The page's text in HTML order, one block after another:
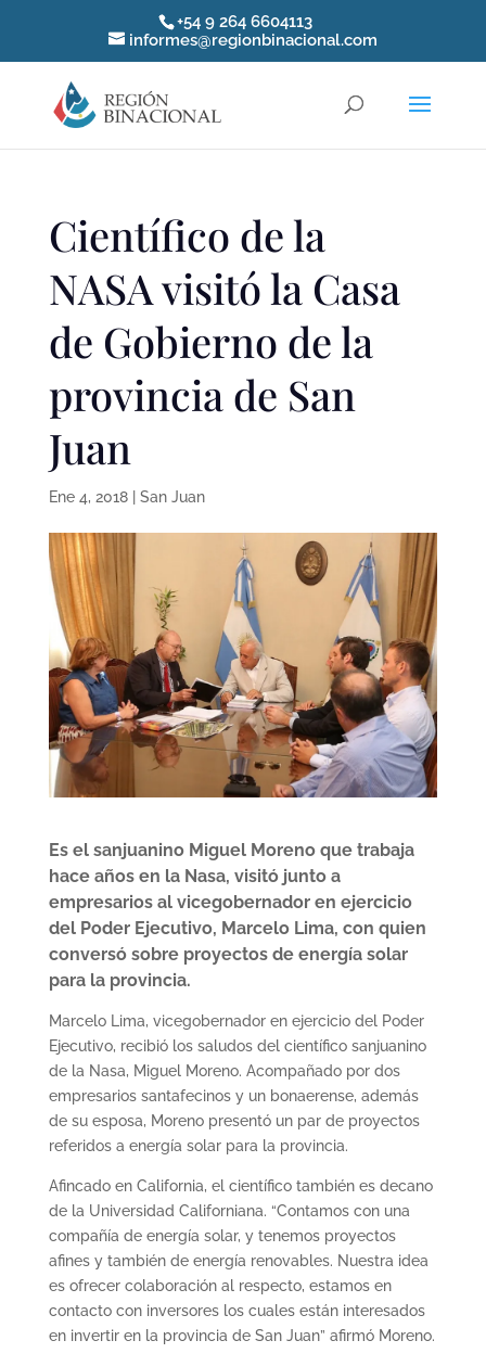
+54 9 264 6604113
informes@regionbinacional.com
Científico de la
NASA visitó la Casa
de Gobierno de la
provincia de San
Juan
Ene 4, 2018| San Juan
Es el sanjuanino Miguel Moreno que trabaja
hace años en la Nasa, visitó junto a
empresarios al vicegobernador en ejercicio
del Poder Ejecutivo, Marcelo Lima, con quien
conversó sobre proyectos de energía solar
para la provincia.
Marcelo Lima, vicegobernador en ejercicio del Poder
Ejecutivo, recibió los saludos del científico sanjuanino
de la Nasa, Miguel Moreno. Acompañado por dos
empresarios santafecinos y un bonaerense, además
de su esposa, Moreno presentó un par de proyectos
referidos a energía solar para la provincia.
Afincado en California, el científico también es decano
de la Universidad Californiana. “Contamos con una
compañía de energía solar, y tenemos proyectos
afines y también de energía renovables. Nuestra idea
es ofrecer colaboración al respecto, estamos en
contacto con inversores los cuales están interesados
en invertir en la provincia de San Juan” afirmó Moreno.